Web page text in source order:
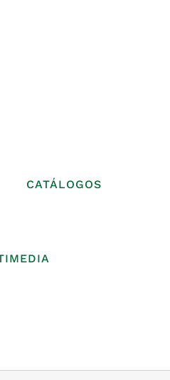
CATÁLOGOS